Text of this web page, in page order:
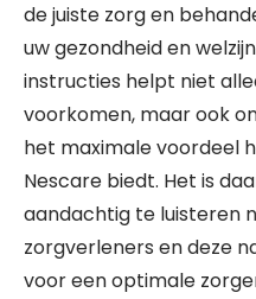
de juiste zorg en
uw gezondheid en
instructies helpt niet
voorkomen, maar ook
het maximale voordeel
Nescare biedt. Het is
aandachtig te luisteren
zorgverleners en deze
voor een optimale